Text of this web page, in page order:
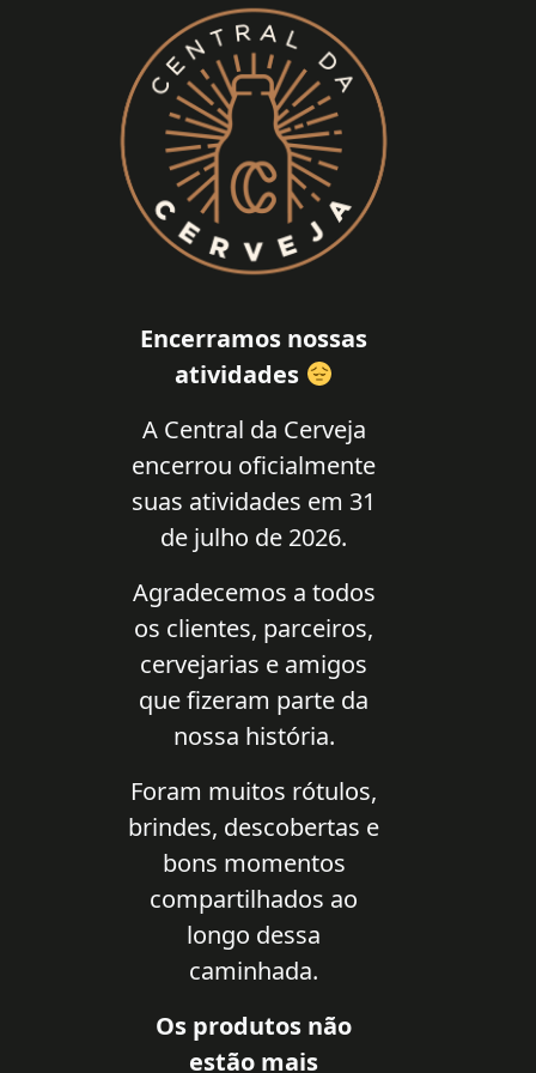
Encerramos nossas
atividades
A Central da Cerveja
encerrou oficialmente
suas atividades em 31
de julho de 2026.
Agradecemos a todos
os clientes, parceiros,
cervejarias e amigos
que fizeram parte da
nossa história.
Foram muitos rótulos,
brindes, descobertas e
bons momentos
compartilhados ao
longo dessa
caminhada.
Os produtos não
estão mais